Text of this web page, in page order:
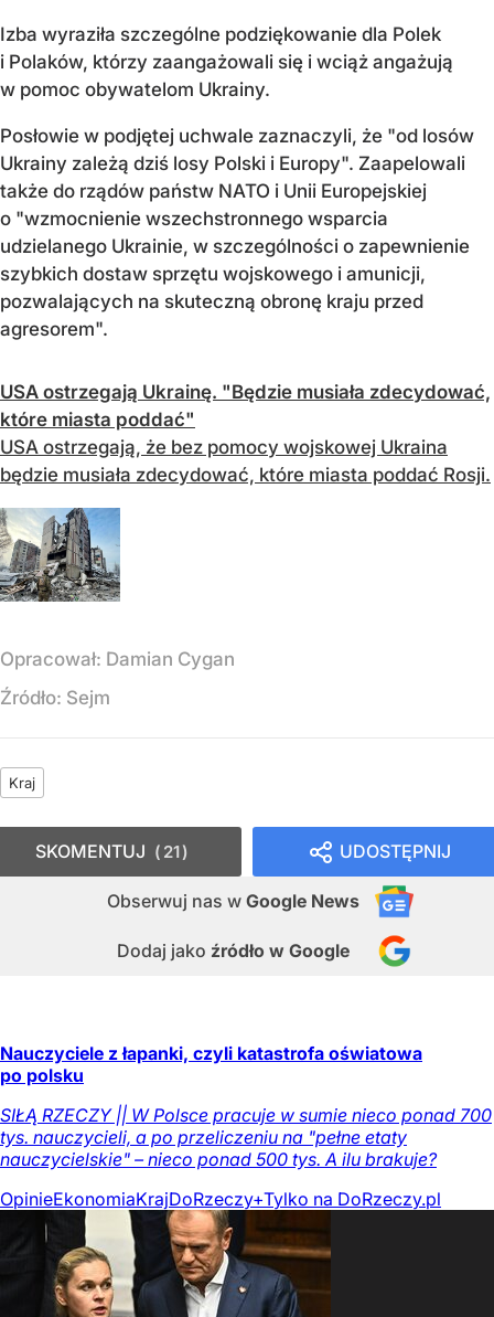
Izba wyraziła szczególne podziękowanie dla Polek
i Polaków, którzy zaangażowali się i wciąż angażują
w pomoc obywatelom Ukrainy.
Posłowie w podjętej uchwale zaznaczyli, że "od losów
Ukrainy zależą dziś losy Polski i Europy". Zaapelowali
także do rządów państw NATO i Unii Europejskiej
o "wzmocnienie wszechstronnego wsparcia
udzielanego Ukrainie, w szczególności o zapewnienie
szybkich dostaw sprzętu wojskowego i amunicji,
pozwalających na skuteczną obronę kraju przed
agresorem".
USA ostrzegają Ukrainę. "Będzie musiała zdecydować,
które miasta poddać"
USA ostrzegają, że bez pomocy wojskowej Ukraina
będzie musiała zdecydować, które miasta poddać Rosji.
Opracował: Damian Cygan
Źródło: Sejm
Kraj
UDOSTĘPNIJ
Obserwuj nas w Google News
Dodaj jako źródło w Google
SKOMENTUJ 21
Nauczyciele z łapanki, czyli katastrofa oświatowa
po polsku
SIŁĄ RZECZY || W Polsce pracuje w sumie nieco ponad 700
tys. nauczycieli, a po przeliczeniu na "pełne etaty
nauczycielskie" – nieco ponad 500 tys. A ilu brakuje?
OpinieEkonomiaKrajDoRzeczy+Tylko na DoRzeczy.pl